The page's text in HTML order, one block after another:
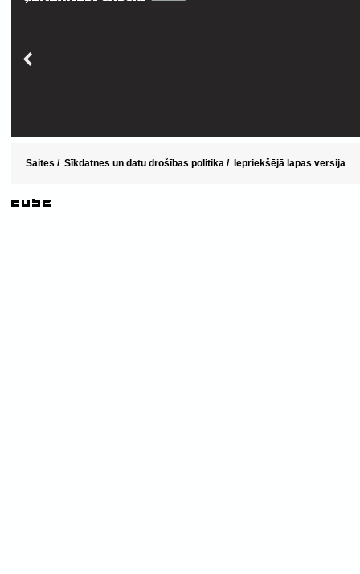
Saites / Sīkdatnes un datu drošības politika / Iepriekšējā lapas versija